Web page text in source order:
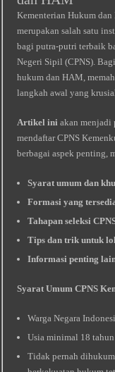
Kementerian Hukum
merupakan salah satu
bagi putra-putri terbaik
Negeri Sipil (CPNS).
hukum dan HAM,
langkah awal yang
Artikel ini akan menjadi
mendaftar CPNS
berbagai aspek penting,
Syarat umum dan
Formasi yang
Tahapan seleksi
Tips dan trik untuk
Informasi penting
Syarat Umum CPNS
Warga Negara
Usia minimal 18
Tidak pernah